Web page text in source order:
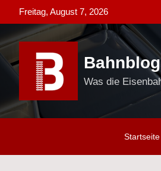
to
content
Freitag, August 7, 2026
Was die
Startseite